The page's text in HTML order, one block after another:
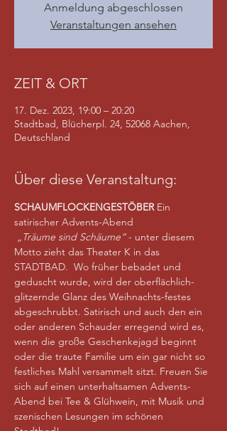
Anmeldung abgeschlossen
Veranstaltungen ansehen
ZEIT & ORT
17. Dez. 2023, 19:00 – 20:20
Stadtbad, Blücherpl. 24, 52068 Aachen,
Deutschland
Über diese Veranstaltung:
SCHAUMFLOCKENGESTÖBER Ein
satirischer Advents-Abend
„Träume sind Schäume“ - unter diesem
Motto zieht das Theater K in das
STADTBAD.  Wo früher bebadet und
geduscht wurde, wird der oberflächlich-
glitzernde Glanz des Weihnachts-festes
abgeschrubbt. Satirisch und auch den ein
oder anderen Schauder erregend wird es,
wenn die große Geschenkejagd beginnt
oder die traute Familie um ein gar nicht so
festliches Mahl versammelt sitzt. Freuen Sie
sich auf einen unterhaltsamen Advents-
Abend bei Tee & Glühwein, mit Musik und
szenischen Lesungen im schönen